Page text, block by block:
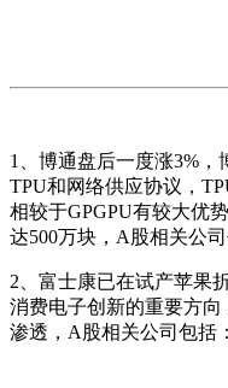
1、博通盘后一度涨3%，
TPU和网络供应协议，
相较于GPGPU有较大优
达500万块，A股相关公司
2、富士康已在试产苹果
消费电子创新的重要方
渗透，A股相关公司包括：